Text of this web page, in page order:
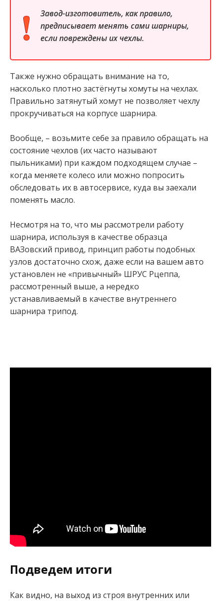
Завод-изготовитель, как правило,
предписывает менять сами шарниры,
если повреждены их чехлы.
Также нужно обращать внимание на то,
насколько плотно застёгнуты хомуты на чехлах.
Правильно затянутый хомут не позволяет чехлу
прокручиваться на корпусе шарнира.
Вообще, – возьмите себе за правило обращать на
состояние чехлов (их часто называют
пыльниками) при каждом подходящем случае –
когда меняете колесо или можно попросить
обследовать их в автосервисе, куда вы заехали
поменять масло.
Несмотря на то, что мы рассмотрели работу
шарнира, используя в качестве образца
ВАЗовский привод, принцип работы подобных
узлов достаточно схож, даже если на вашем авто
установлен не «привычный» ШРУС Рцеппа,
рассмотренный выше, а нередко
устанавливаемый в качестве внутреннего
шарнира трипод.
Подведем итоги
Как видно, на выход из строя внутренних или